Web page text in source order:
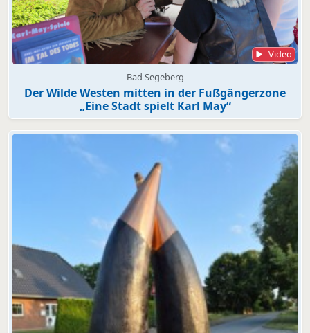
Video
Bad Segeberg
Der Wilde Westen mitten in der Fußgängerzone
„Eine Stadt spielt Karl May“